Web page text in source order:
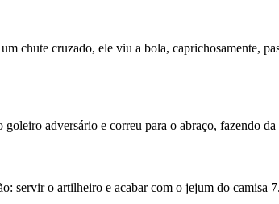
chute cruzado, ele viu a bola, caprichosamente,
adversário e correu para o abraço, fazendo
servir o artilheiro e acabar com o jejum do camisa 7.